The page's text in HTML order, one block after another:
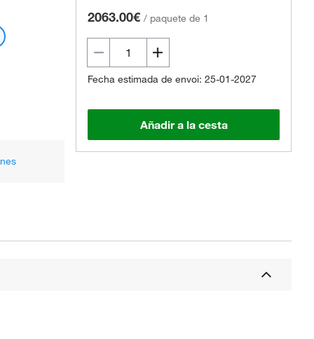
2063.00€ / paquete de 1
Fecha estimada de envoi: 25-01-2027
Añadir a la cesta